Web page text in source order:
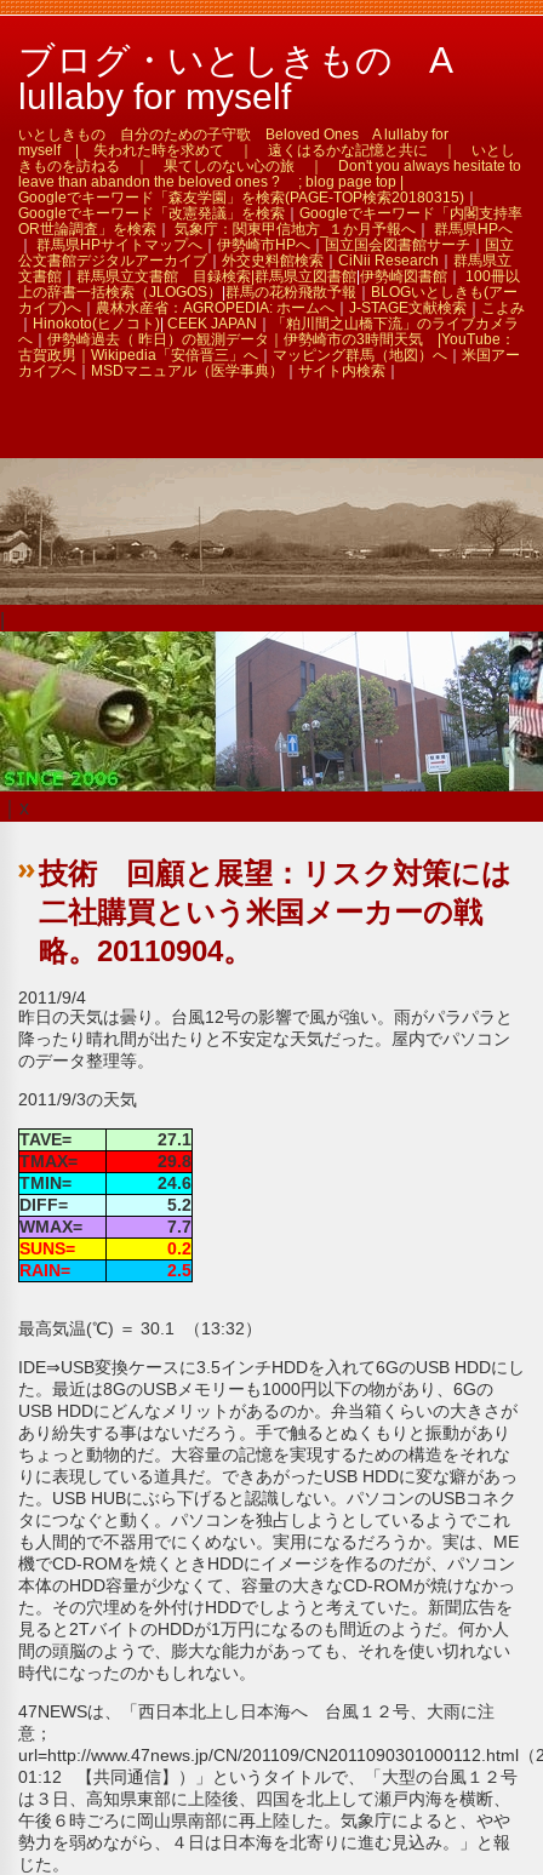
ブログ・いとしきもの A
lullaby for myself
いとしきもの 自分のための子守歌 Beloved Ones A lullaby for
myself | 失われた時を求めて ｜ 遠くはるかな記憶と共に ｜ いとし
きものを訪ねる ｜ 果てしのない心の旅 ｜ Don't you always hesitate to
leave than abandon the beloved ones ? ; blog page top |
Googleでキーワード「森友学園」を検索(PAGE-TOP検索20180315)
Googleでキーワード「改憲発議」を検索
Googleでキーワード「内閣支持率
OR世論調査」を検索
気象庁：関東甲信地方_１か月予報へ
群馬県HPへ
群馬県HPサイトマップへ 伊勢崎市HPへ 国立国会図書館サーチ
国立
公文書館デジタルアーカイブ
外交史料館検索 CiNii Research
群馬県立
文書館
群馬県立文書館 目録検索| 群馬県立図書館 伊勢崎図書館
100冊以
上の辞書一括検索（JLOGOS）
群馬の花粉飛散予報
BLOGいとしきも(アー
カイブ)へ
農林水産省：AGROPEDIA: ホームへ J-STAGE文献検索
こよみ
Hinokoto(ヒノコト) CEEK JAPAN
「粕川間之山橋下流」のライブカメラ
へ
伊勢崎過去（ 昨日）の観測データ｜ 伊勢崎市の3時間天気 | YouTube：
古賀政男｜ Wikipedia「安倍晋三」へ マッピング群馬（地図）へ
米国アー
カイブへ
MSDマニュアル（医学事典） サイト内検索
｜x
技術 回顧と展望：リスク対策には
二社購買という米国メーカーの戦
略。20110904。
2011/9/4
昨日の天気は曇り。台風12号の影響で風が強い。雨がパラパラと
降ったり晴れ間が出たりと不安定な天気だった。屋内でパソコン
のデータ整理等。
2011/9/3の天気
TAVE=
27.1
TMAX=
29.8
TMIN=
24.6
DIFF=
5.2
WMAX=
7.7
SUNS=
0.2
RAIN=
2.5
最高気温(℃) ＝ 30.1 （13:32）
IDE⇒USB変換ケースに3.5インチHDDを入れて6GのUSB HDDにし
た。最近は8GのUSBメモリーも1000円以下の物があり、6Gの
USB HDDにどんなメリットがあるのか。弁当箱くらいの大きさが
あり紛失する事はないだろう。手で触るとぬくもりと振動があり
ちょっと動物的だ。大容量の記憶を実現するための構造をそれな
りに表現している道具だ。できあがったUSB HDDに変な癖があっ
た。USB HUBにぶら下げると認識しない。パソコンのUSBコネク
タにつなぐと動く。パソコンを独占しようとしているようでこれ
も人間的で不器用でにくめない。実用になるだろうか。実は、ME
機でCD-ROMを焼くときHDDにイメージを作るのだが、パソコン
本体のHDD容量が少なくて、容量の大きなCD-ROMが焼けなかっ
た。その穴埋めを外付けHDDでしようと考えていた。新聞広告を
見ると2TバイトのHDDが1万円になるのも間近のようだ。何か人
間の頭脳のようで、膨大な能力があっても、それを使い切れない
時代になったのかもしれない。
47NEWSは、「西日本北上し日本海へ 台風１２号、大雨に注
意；
url=http://www.47news.jp/CN/201109/CN2011090301000112.html（
01:12 【共同通信】）」というタイトルで、「大型の台風１２号
は３日、高知県東部に上陸後、四国を北上して瀬戸内海を横断、
午後６時ごろに岡山県南部に再上陸した。気象庁によると、やや
勢力を弱めながら、４日は日本海を北寄りに進む見込み。」と報
じた。